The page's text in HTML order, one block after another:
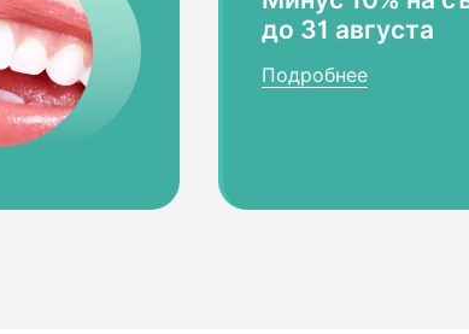
до 31 августа
Подробнее